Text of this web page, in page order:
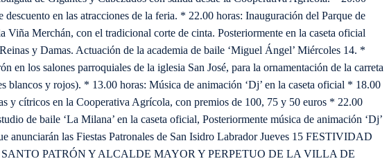
en las atracciones de la feria. * 22.00 horas: Inauguración del Parque de
Viña Merchán, con el tradicional corte de cinta. Posteriormente en la caseta oficial
y Damas. Actuación de la academia de baile ‘Miguel Ángel’ Miércoles 14. *
en los salones parroquiales de la iglesia San José, para la ornamentación de la carreta
blancos y rojos). * 13.00 horas: Música de animación ‘Dj’ en la caseta oficial * 18.00
y cítricos en la Cooperativa Agrícola, con premios de 100, 75 y 50 euros * 22.00
de baile ‘La Milana’ en la caseta oficial, Posteriormente música de animación ‘Dj’
anunciarán las Fiestas Patronales de San Isidro Labrador Jueves 15 FESTIVIDAD
PATRÓN Y ALCALDE MAYOR Y PERPETUO DE LA VILLA DE